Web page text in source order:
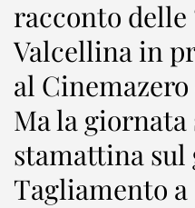
racconto delle
Valcellina in
al
Ma la giornata
stamattina sul
Tagliamento a